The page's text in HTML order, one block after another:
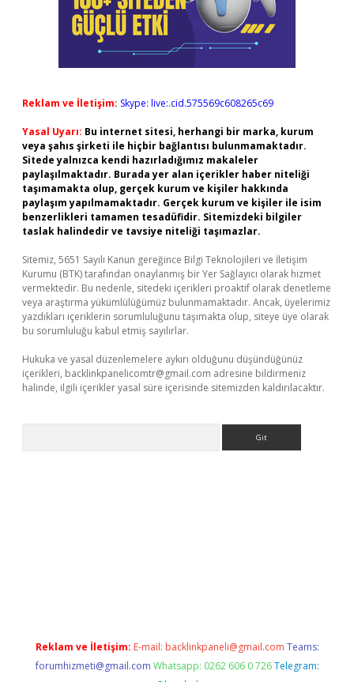
Reklam ve İletişim: Skype: live:.cid.575569c608265c69
Yasal Uyarı: Bu internet sitesi, herhangi bir marka, kurum
veya şahıs şirketi ile hiçbir bağlantısı bulunmamaktadır.
Sitede yalnızca kendi hazırladığımız makaleler
paylaşılmaktadır. Burada yer alan içerikler haber niteliği
taşımamakta olup, gerçek kurum ve kişiler hakkında
paylaşım yapılmamaktadır. Gerçek kurum ve kişiler ile isim
benzerlikleri tamamen tesadüfidir. Sitemizdeki bilgiler
taslak halindedir ve tavsiye niteliği taşımazlar.
Sitemiz, 5651 Sayılı Kanun gereğince Bilgi Teknolojileri ve İletişim
Kurumu (BTK) tarafından onaylanmış bir Yer Sağlayıcı olarak hizmet
vermektedir. Bu nedenle, sitedeki içerikleri proaktif olarak denetleme
veya araştırma yükümlülüğümüz bulunmamaktadır. Ancak, üyelerimiz
yazdıkları içeriklerin sorumluluğunu taşımakta olup, siteye üye olarak
bu sorumluluğu kabul etmiş sayılırlar.
Hukuka ve yasal düzenlemelere aykırı olduğunu düşündüğünüz
içerikleri, backlinkpanelicomtr@gmail.com adresine bildirmeniz
halinde, ilgili içerikler yasal süre içerisinde sitemizden kaldırılacaktır.
Reklam ve İletişim: E-mail: backlinkpaneli@gmail.com Teams:
forumhizmeti@gmail.com Whatsapp: 0262 606 0 726 Telegram: